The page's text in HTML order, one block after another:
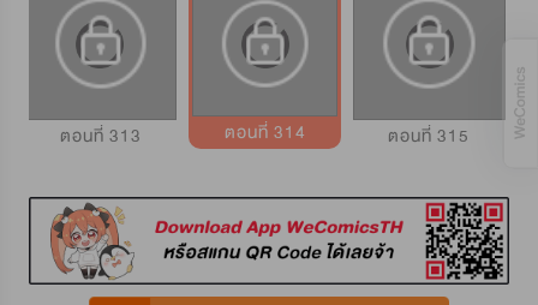
ตอนที่ 313 ตอนที่ 314 ตอนที่ 315